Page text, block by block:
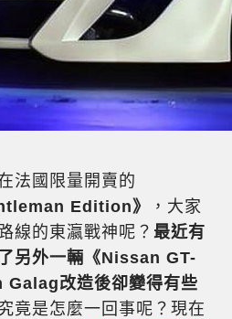
法國限量開賣的
Edition》
，大家
線的東瀛戰神呢？ 最近有
另外一輛《Nissan GT-
Galag改造後卻變得有些
竟是怎麼一回事呢？現在